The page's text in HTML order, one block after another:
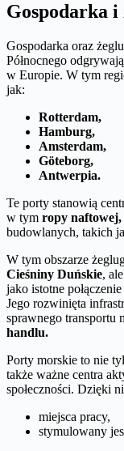
Gospodarka
Gospodarka oraz
Północnego
w Europie. W tym
jak:
Rotterdam,
Hamburg,
Amsterdam,
Göteborg,
Antwerpia.
Te porty stanowią
w tym ropy naftowej,
budowlanych, takich
W tym obszarze
Cieśniny Duńskie,
jako istotne
Jego rozwinięta
sprawnego transportu
handlu.
Porty morskie to nie
także ważne centra
społeczności. Dzięki
miejsca pracy,
stymulowany